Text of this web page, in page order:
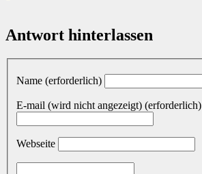
Antwort hinterlassen
Name (erforderlich)
E-mail (wird nicht angezeigt) (erforderlich)
Webseite